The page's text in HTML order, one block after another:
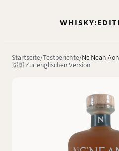
Startseite Testberichte Nc'Nean
🇬🇧 Zur englischen Version